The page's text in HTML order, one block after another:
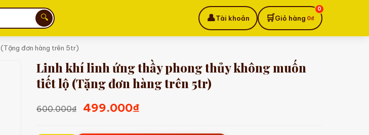
🔍 👤Tài khoản 🛒Giỏ hàng
0
0₫
đơn hàng trên 5tr)
Linh khí linh ứng thầy phong thủy không muốn
tiết lộ (Tặng đơn hàng trên 5tr)
600.000₫
Giá
499.000₫